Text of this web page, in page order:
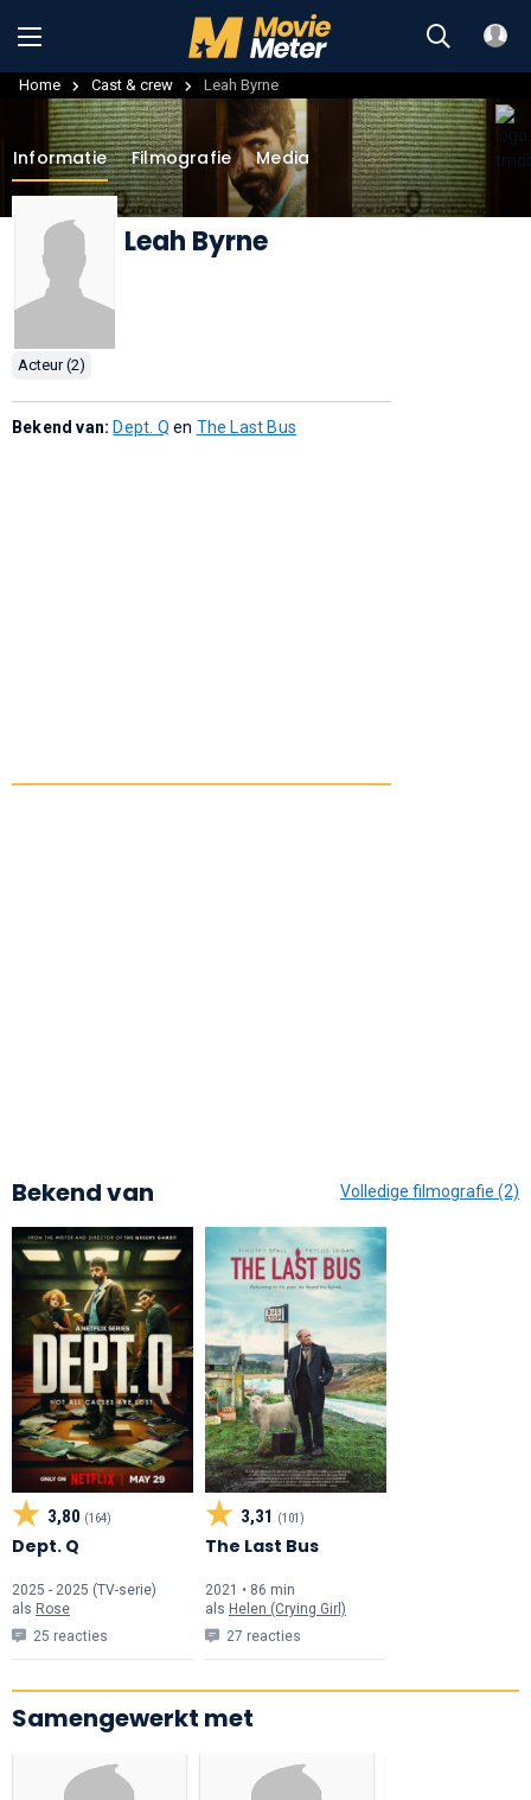
Home Cast & crew Leah Byrne
Informatie Filmografie Media
Leah Byrne
Acteur (2)
Bekend van: Dept. Q en The Last Bus
Bekend van Volledige filmografie (2)
3,80 (164)
Dept. Q
2025 - 2025 (TV-serie)
als Rose
25 reacties
3,31 (101)
The Last Bus
2021 • 86 min
als Helen (Crying Girl)
27 reacties
Samengewerkt met